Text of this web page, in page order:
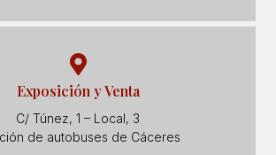
Exposición y Venta
C/ Túnez, 1 – Local, 3
de autobuses de Cáceres